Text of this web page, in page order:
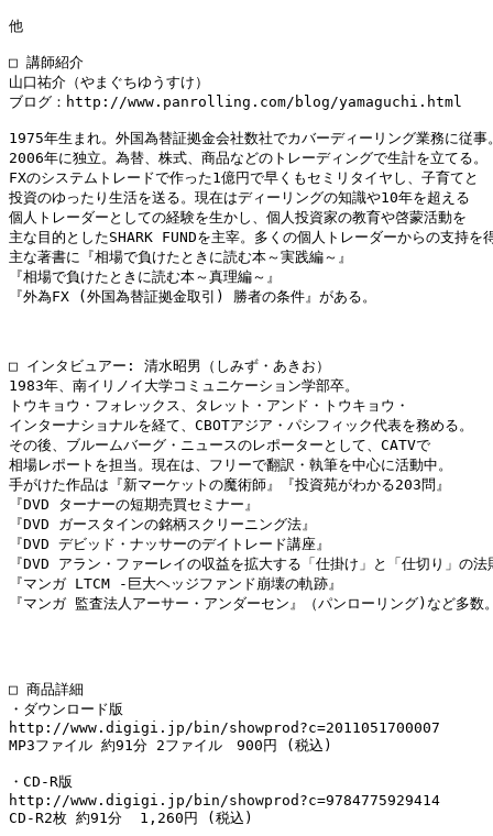
他
□ 講師紹介
山口祐介（やまぐちゆうすけ）
ブログ：http://www.panrolling.com/blog/yamaguchi.html
1975年生まれ。外国為替証拠金会社数社でカバーディーリング業務に従事
2006年に独立。為替、株式、商品などのトレーディングで生計を立てる。
FXのシステムトレードで作った1億円で早くもセミリタイヤし、子育てと
投資のゆったり生活を送る。現在はディーリングの知識や10年を超える
個人トレーダーとしての経験を生かし、個人投資家の教育や啓蒙活動を
主な目的としたSHARK FUNDを主宰。多くの個人トレーダーからの支持を
主な著書に『相場で負けたときに読む本～実践編～』
『相場で負けたときに読む本～真理編～』
『外為FX (外国為替証拠金取引) 勝者の条件』がある。
□ インタビュアー: 清水昭男（しみず・あきお）
1983年、南イリノイ大学コミュニケーション学部卒。
トウキョウ・フォレックス、タレット・アンド・トウキョウ・
インターナショナルを経て、CBOTアジア・パシフィック代表を務める。
その後、ブルームバーグ・ニュースのレポーターとして、CATVで
相場レポートを担当。現在は、フリーで翻訳・執筆を中心に活動中。
手がけた作品は『新マーケットの魔術師』『投資苑がわかる203問』
『DVD ターナーの短期売買セミナー』
『DVD ガースタインの銘柄スクリーニング法』
『DVD デビッド・ナッサーのデイトレード講座』
『DVD アラン・ファーレイの収益を拡大する「仕掛け」と「仕切り」の法
『マンガ LTCM -巨大ヘッジファンド崩壊の軌跡』
『マンガ 監査法人アーサー・アンダーセン』（パンローリング)など多数
□ 商品詳細
・ダウンロード版
http://www.digigi.jp/bin/showprod?c=2011051700007
MP3ファイル 約91分 2ファイル　900円 (税込)
・CD-R版
http://www.digigi.jp/bin/showprod?c=9784775929414
CD-R2枚 約91分  1,260円 (税込)